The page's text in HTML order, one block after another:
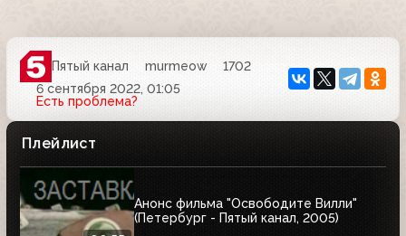
Пятый канал murmeow
1702
6 сентября 2022, 01:05
Есть проблема?
Плейлист
Анонс фильма "Освободите Вилли"
(Петербург - Пятый канал, 2005)